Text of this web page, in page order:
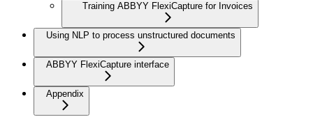
Training ABBYY FlexiCapture for Invoices
Using NLP to process unstructured documents
ABBYY FlexiCapture interface
Appendix